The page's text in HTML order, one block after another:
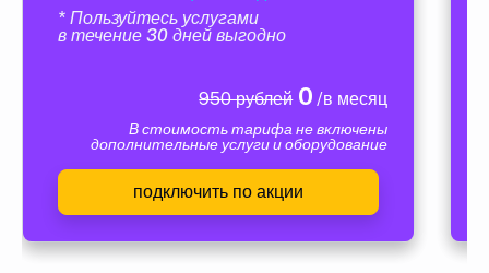
* Пользуйтесь услугами
в течение 30 дней выгодно
950 рублей0 /в месяц
В стоимость тарифа не включены
дополнительные услуги и оборудование
подключить по акции